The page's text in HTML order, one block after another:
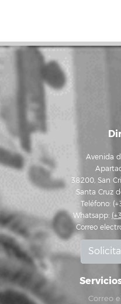
Avenida
38200, San
Santa Cruz
Teléfono:
Whatsapp:
Correo
Correo